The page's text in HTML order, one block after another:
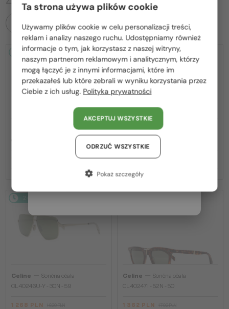
WSZYSTKIE PRODUKTY
2-4 DNI -20%
Sončna očala
2-4 DNI -22%
Celine—Sončna očala
CL40246U-Y - 30H - 61
1 268 PLN
2-4 DNI
Celine
Sončna očala
CL40246U-Y - 30N - 59
1 268 PLN
Celine
Sončna očala
CL40247I - 52N - 50
1 362 PLN
Proszę wybierz z listy odpowiedni dla Ciebie kraj:
Polska / PL
România / RO
Magyarország / HU
United Arab Emirates / EN
Austria / AT
Niemcy / DE
Włochy / IT
Ta strona używa plików cookie
Używamy plików cookie w celu personalizacji treści,
reklam i analizy naszego ruchu. Udostępniamy również
informacje o tym, jak korzystasz z naszej witryny,
naszym partnerom reklamowym i analitycznym, którzy
mogą łączyć je z innymi informacjami, które im
przekazałeś lub które zebrali w wyniku korzystania przez
Ciebie z ich usług. Polityka prywatności
AKCEPTUJ WSZYSTKIE
ODRZUĆ WSZYSTKIE
Pokaż szczegóły